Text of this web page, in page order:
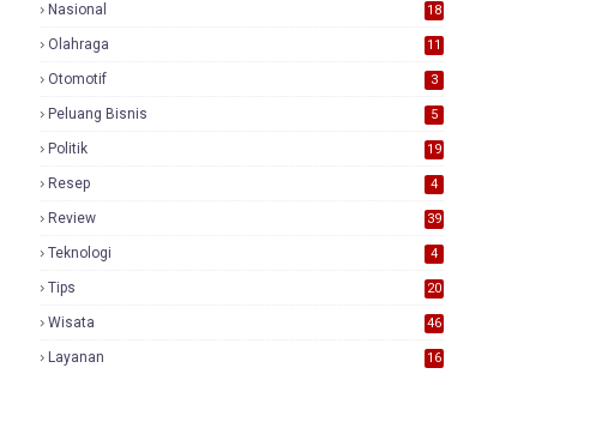
Nasional
18
Olahraga 11
Otomotif 3
Peluang Bisnis 5
Politik 19
Resep 4
Review
39
Teknologi 4
Tips 20
Wisata 46
Layanan 16